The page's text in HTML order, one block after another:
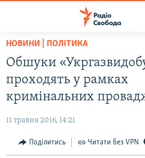
Перейти
основного
матеріалу
Перейти
до
основної
навігації
Перейти
до
РАДІО СВОБОДА – 70 РОКІВ
ВСЕ ЗА ДОБУ
СТАТТІ
ЕКОНОМІКА
СУСПІЛЬСТВО
РОСІЙСЬКА «ФІЛЬТРАЦІЯ»
ДОНБАС.РЕАЛІЇ
НОВИНИ | ПОЛІТИКА
Обшуки
проходять у рамках
кримінальних
11 травня 2016, 14:21
Поділитись Читати без VPN